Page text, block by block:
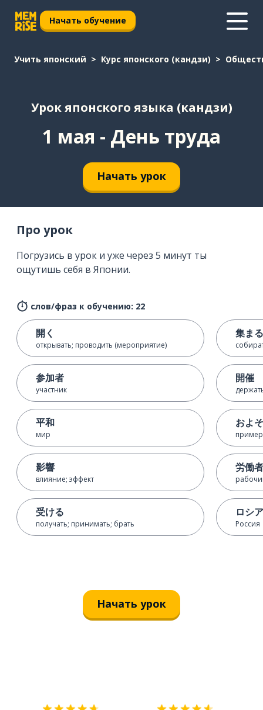
Начать обучение
Учить японский Курс японского (кандзи)
Урок японского языка (кандзи)
1 мая - День труда
Начать урок
Про урок
Погрузись в урок и уже через 5 минут ты
ощутишь себя в Японии.
слов/фраз к обучению: 22
開く
открывать; проводить (мероприятие)
参加者
участник
平和
мир
影響
влияние; эффект
受ける
получать; принимать; брать
集まる
開催
およそ
労働者
ロシア
Россия
Начать урок